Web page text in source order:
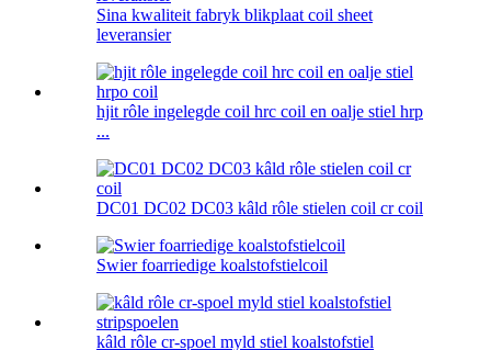
Sina kwaliteit fabryk blikplaat coil sheet
leveransier
hjit rôle ingelegde coil hrc coil en oalje stiel hrp
...
DC01 DC02 DC03 kâld rôle stielen coil cr coil
Swier foarriedige koalstofstielcoil
kâld rôle cr-spoel myld stiel koalstofstiel